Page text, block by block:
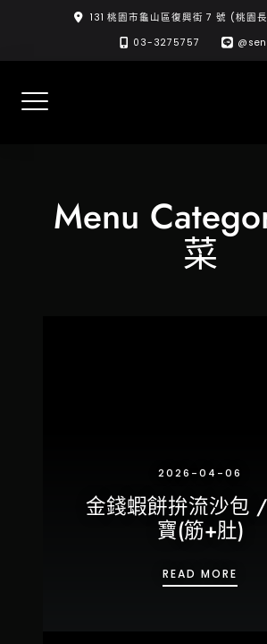
content
131 桃園市龜山區復興街 7 號 (桃園
03-3275757
Menu
菜
2026-04-06
金錢蝦餅拚流沙包
寶(筋+肚)
READ MORE